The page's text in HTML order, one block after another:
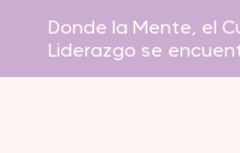
Donde la Mente, el
Liderazgo se